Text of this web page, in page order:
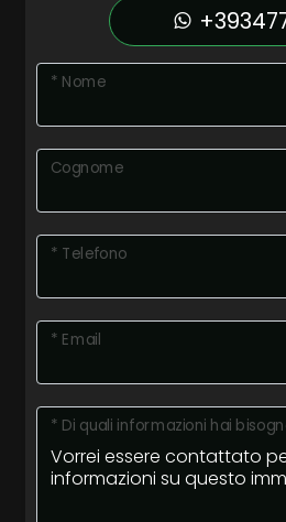
* Nome
Cognome
* Telefono
* Email
* Di quali informazioni hai